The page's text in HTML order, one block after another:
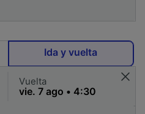
Ida y vuelta
Vuelta